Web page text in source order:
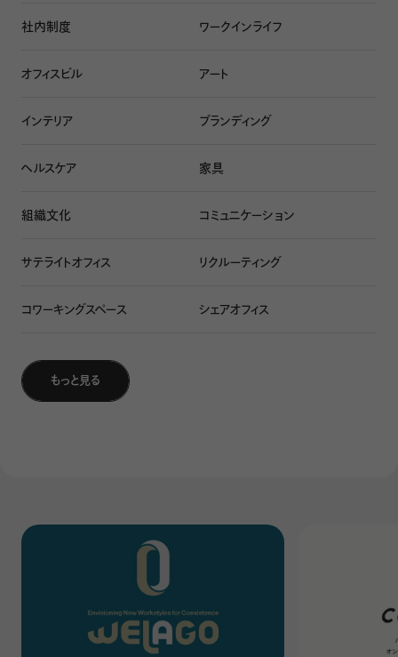
――5棟であることのデメリットはなかったのでしょうか。
西田レベル差のある5棟を行き来するのは、確かに不便
ます。 例えば、今回、1階部分の部屋内と外両方の床にレン
ほかにも、複数棟に囲まれた暗い雰囲気の場所には、ガラ
ス窓を全面に配して明るさが出るようにしています。
デメリットだけではなく、たくさんの棟があると、「あの棟に行
います。
社内制度 ワークインライフ
オフィスビル アート
インテリア ブランディング
ヘルスケア 家具
組織文化 コミュニケーション
サテライトオフィス リクルーティング
コワーキングスペース シェアオフィス
もっと見る